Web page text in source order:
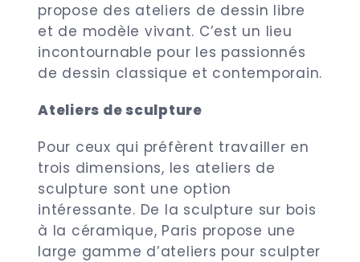
propose des ateliers de dessin libre
et de modèle vivant. C’est un lieu
incontournable pour les passionnés
de dessin classique et contemporain.
Ateliers de sculpture
Pour ceux qui préfèrent travailler en
trois dimensions, les ateliers de
sculpture sont une option
intéressante. De la sculpture sur bois
à la céramique, Paris propose une
large gamme d’ateliers pour sculpter